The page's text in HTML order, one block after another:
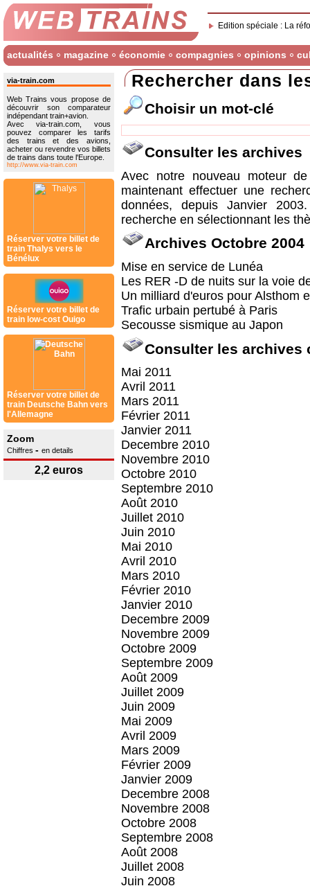
Edition spéciale : La
actualités magazine économie compagnies opinions
via-train.com
Web Trains vous propose de
découvrir son comparateur
indépendant train+avion.
Avec via-train.com, vous
pouvez comparer les tarifs
des trains et des avions,
acheter ou revendre vos billets
de trains dans toute l'Europe.
http://www.via-train.com
Réserver votre billet de
train Thalys vers le
Bénélux
Réserver votre billet de
train low-cost Ouigo
Réserver votre billet de
train Deutsche Bahn vers
l'Allemagne
Zoom
Chiffres - en details
2,2 euros
Rechercher dans
Choisir un mot-clé
Consulter les archives
Avec notre nouveau moteur
maintenant effectuer une
données, depuis Janvier
recherche en sélectionnant les
Archives Octobre 2004
Mise en service de Lunéa
Les RER -D de nuits sur la voie
Un milliard d'euros pour Alsthom
Trafic urbain pertubé à Paris
Secousse sismique au Japon
Consulter les archives
Mai 2011
Avril 2011
Mars 2011
Février 2011
Janvier 2011
Decembre 2010
Novembre 2010
Octobre 2010
Septembre 2010
Août 2010
Juillet 2010
Juin 2010
Mai 2010
Avril 2010
Mars 2010
Février 2010
Janvier 2010
Decembre 2009
Novembre 2009
Octobre 2009
Septembre 2009
Août 2009
Juillet 2009
Juin 2009
Mai 2009
Avril 2009
Mars 2009
Février 2009
Janvier 2009
Decembre 2008
Novembre 2008
Octobre 2008
Septembre 2008
Août 2008
Juillet 2008
Juin 2008